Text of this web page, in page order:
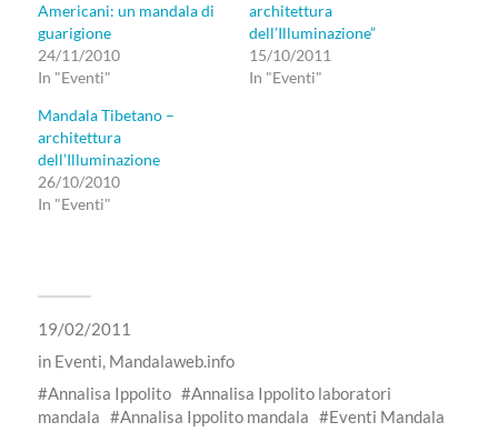
Americani: un mandala di
guarigione
24/11/2010
In "Eventi"
architettura
dell’Illuminazione”
15/10/2011
In "Eventi"
Mandala Tibetano –
architettura
dell’Illuminazione
26/10/2010
In "Eventi"
19/02/2011
in Eventi, Mandalaweb.info
Annalisa Ippolito
Annalisa Ippolito laboratori
mandala
Annalisa Ippolito mandala
Eventi Mandala